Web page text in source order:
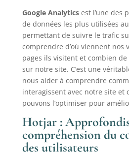
Google Analyticsest l’une des
de données les plus utilisées
permettant de suivre le trafic
comprendre d’où viennent nos
pages ils visitent et combien
sur notre site. C’est une
nous aider à comprendre
interagissent avec notre site et
pouvons l’optimiser pour
Hotjar :
compréhension du
des utilisateurs